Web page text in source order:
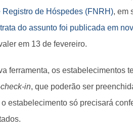
de Hóspedes (FNRH), em
do assunto foi publicada em
em 13 de fevereiro.
ferramenta, os estabelecimentos
check-in, que poderão ser
estabelecimento só precisará